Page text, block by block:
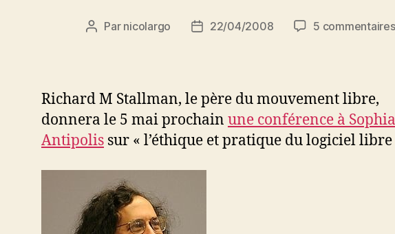
Auteur
Par nicolargo
Date22/04/2008 5 commentaires
Richard M Stallman, le père du mouvement libre,
donnera le 5 mai prochain une conférence à
Antipolis sur « l’éthique et pratique du logiciel libre